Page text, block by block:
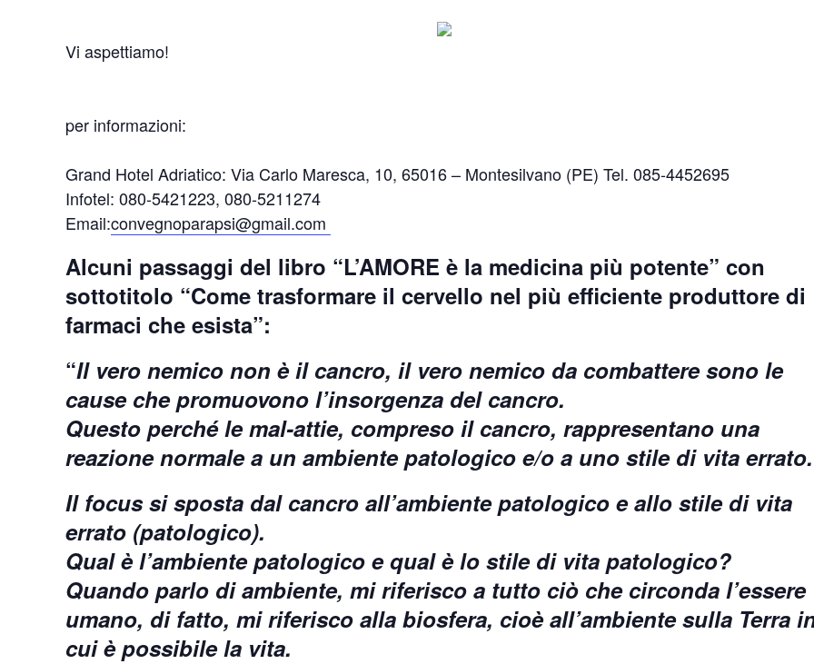
Vi aspettiamo!
per informazioni:
Grand Hotel Adriatico: Via Carlo Maresca, 10, 65016 – Montesilvano (PE) Tel. 085-4452695
Infotel: 080-5421223, 080-5211274
Email:convegnoparapsi@gmail.com
Alcuni passaggi del libro “L’AMORE è la medicina più potente” con
sottotitolo “Come trasformare il cervello nel più efficiente produttore di
farmaci che esista”:
“Il vero nemico non è il cancro, il vero nemico da combattere sono le
cause che promuovono l’insorgenza del cancro.
Questo perché le mal-attie, compreso il cancro, rappresentano una
reazione normale a un ambiente patologico e/o a uno stile di vita errato.
Il focus si sposta dal cancro all’ambiente patologico e allo stile di vita
errato (patologico).
Qual è l’ambiente patologico e qual è lo stile di vita patologico?
Quando parlo di ambiente, mi riferisco a tutto ciò che circonda l’essere
umano, di fatto, mi riferisco alla biosfera, cioè all’ambiente sulla Terra
cui è possibile la vita.